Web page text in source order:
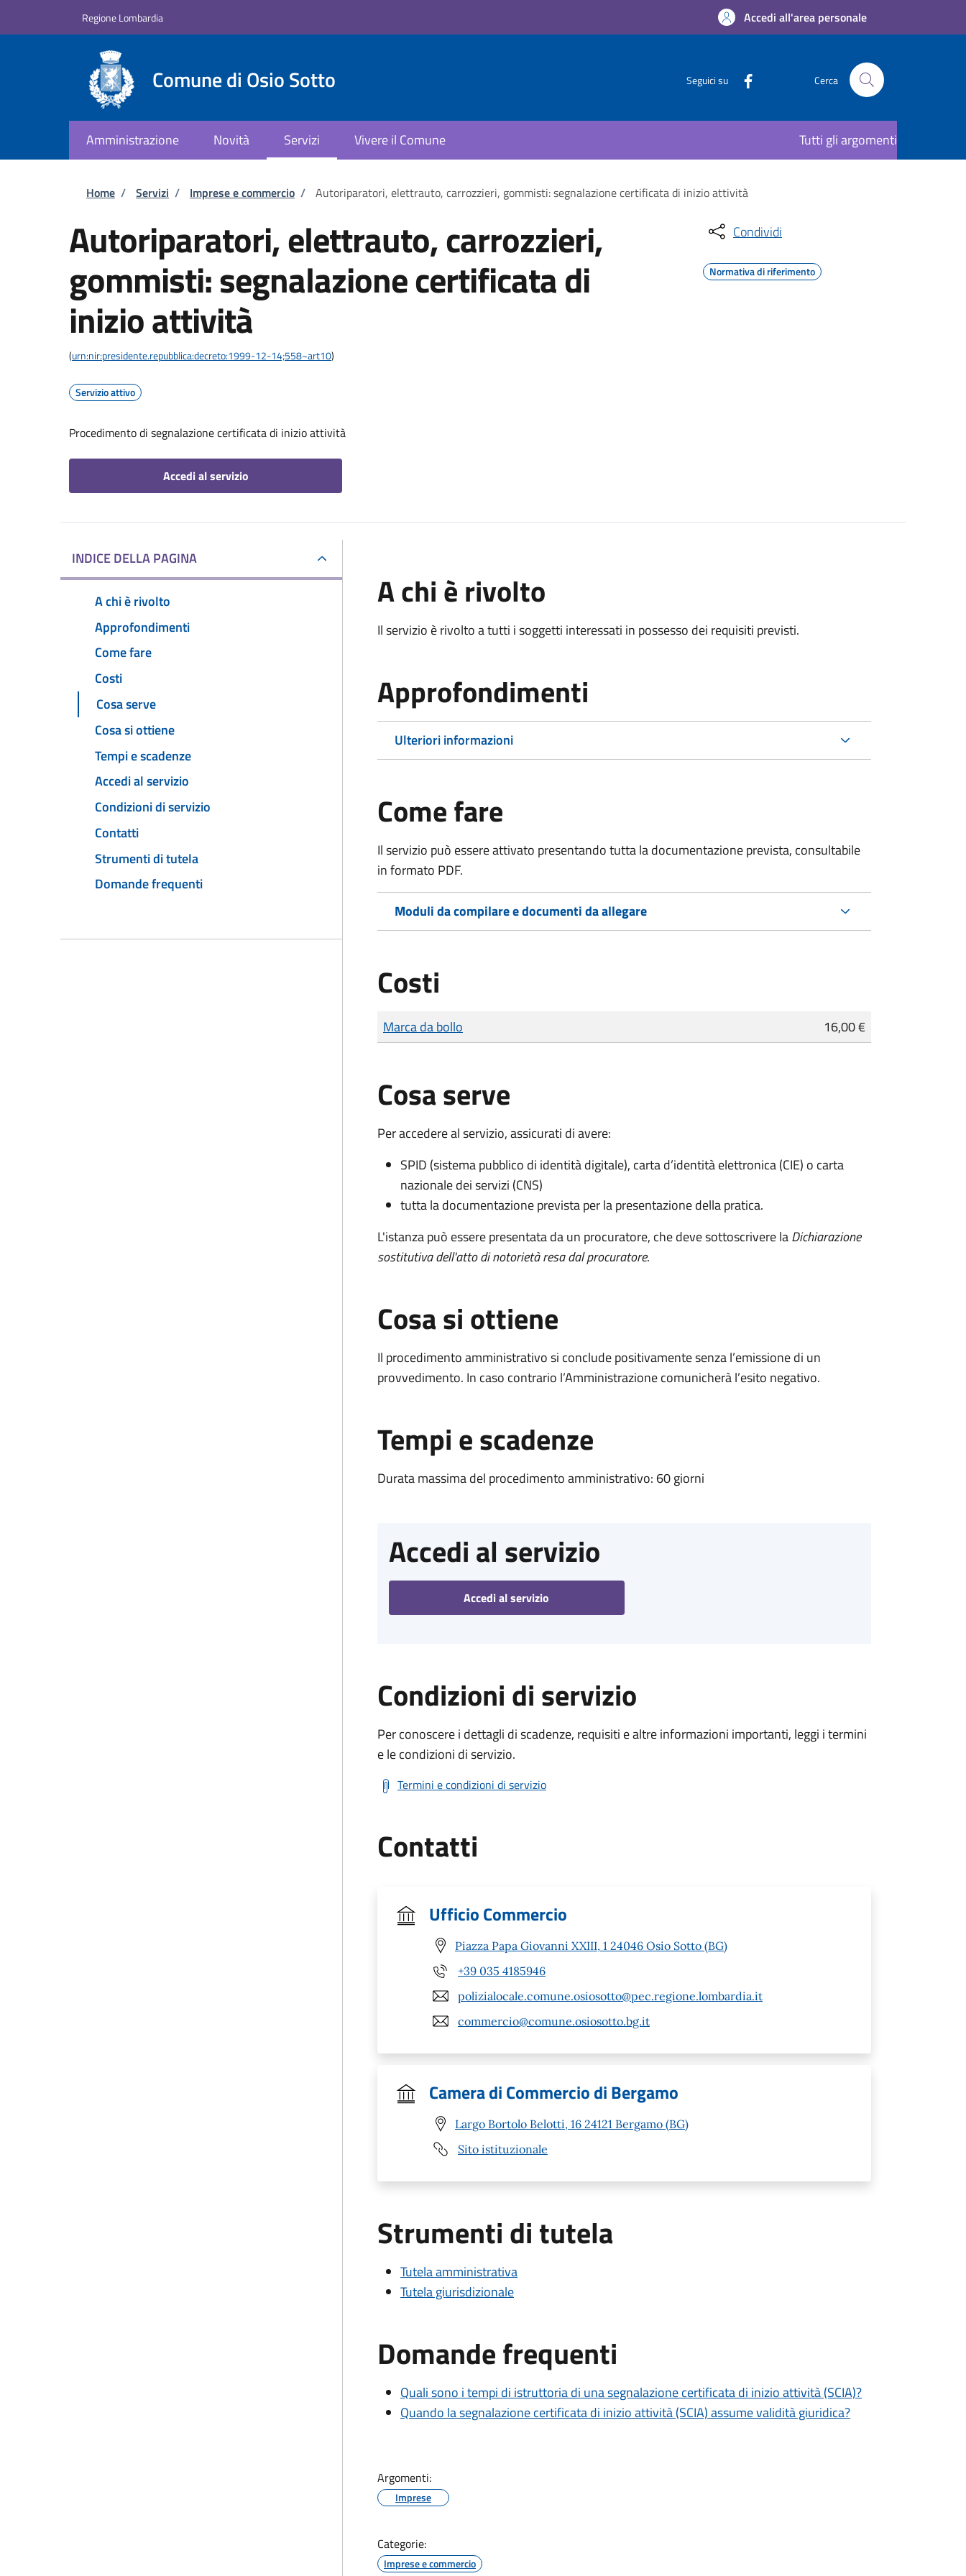
Regione Lombardia Accedi all'area personale
Comune di Osio Sotto Seguici su Cerca
Amministrazione Novità Servizi Vivere il Comune Tutti gli argomenti
Briciole di pane
Home / Servizi / Imprese e commercio / Autoriparatori, elettrauto, carrozzieri, gommisti: segnalazione certificata di inizio attività
Autoriparatori, elettrauto, carrozzieri,
gommisti: segnalazione certificata di
inizio attività
(urn:nir:presidente.repubblica:decreto:1999-12-14;558~art10)
Servizio attivo
Procedimento di segnalazione certificata di inizio attività
Accedi al servizio
Condividi
Normativa di riferimento
INDICE DELLA PAGINA
A chi è rivolto
Approfondimenti
Come fare
Costi
Cosa serve
Cosa si ottiene
Tempi e scadenze
Accedi al servizio
Condizioni di servizio
Contatti
Strumenti di tutela
Domande frequenti
A chi è rivolto
Il servizio è rivolto a tutti i soggetti interessati in possesso dei requisiti previsti.
Approfondimenti
Ulteriori informazioni
Come fare
Il servizio può essere attivato presentando tutta la documentazione prevista, consultabile
in formato PDF.
Moduli da compilare e documenti da allegare
Costi
Tipo di pagamento
Importo
Marca da bollo 16,00 €
Cosa serve
Per accedere al servizio, assicurati di avere:
SPID (sistema pubblico di identità digitale), carta d’identità elettronica (CIE) o carta
nazionale dei servizi (CNS)
tutta la documentazione prevista per la presentazione della pratica.
L'istanza può essere presentata da un procuratore, che deve sottoscrivere laDichiarazione
sostitutiva dell'atto di notorietà resa dal procuratore.
Cosa si ottiene
Il procedimento amministrativo si conclude positivamente senza l’emissione di un
provvedimento. In caso contrario l’Amministrazione comunicherà l’esito negativo.
Tempi e scadenze
Durata massima del procedimento amministrativo: 60 giorni
Accedi al servizio
Accedi al servizio
Condizioni di servizio
Per conoscere i dettagli di scadenze, requisiti e altre informazioni importanti, leggi i termini
e le condizioni di servizio.
Termini e condizioni di servizio
Contatti
Ufficio Commercio
Piazza Papa Giovanni XXIII, 1 24046 Osio Sotto (BG)
+39 035 4185946
polizialocale.comune.osiosotto@pec.regione.lombardia.it
commercio@comune.osiosotto.bg.it
Camera di Commercio di Bergamo
Largo Bortolo Belotti, 16 24121 Bergamo (BG)
Sito istituzionale
Strumenti di tutela
Tutela amministrativa
Tutela giurisdizionale
Domande frequenti
Quali sono i tempi di istruttoria di una segnalazione certificata di inizio attività (SCIA)?
Quando la segnalazione certificata di inizio attività (SCIA) assume validità giuridica?
Argomenti:
Imprese
Categorie:
Imprese e commercio